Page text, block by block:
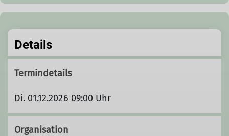
Details
Termindetails
Di. 01.12.2026 09:00 Uhr
Organisation